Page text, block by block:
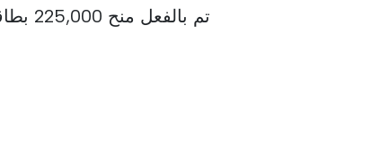
تم بالفعل منح 225,000 بطاقة إقامة فيما يتعلق بعمليات التعبير عن الاهتمام.